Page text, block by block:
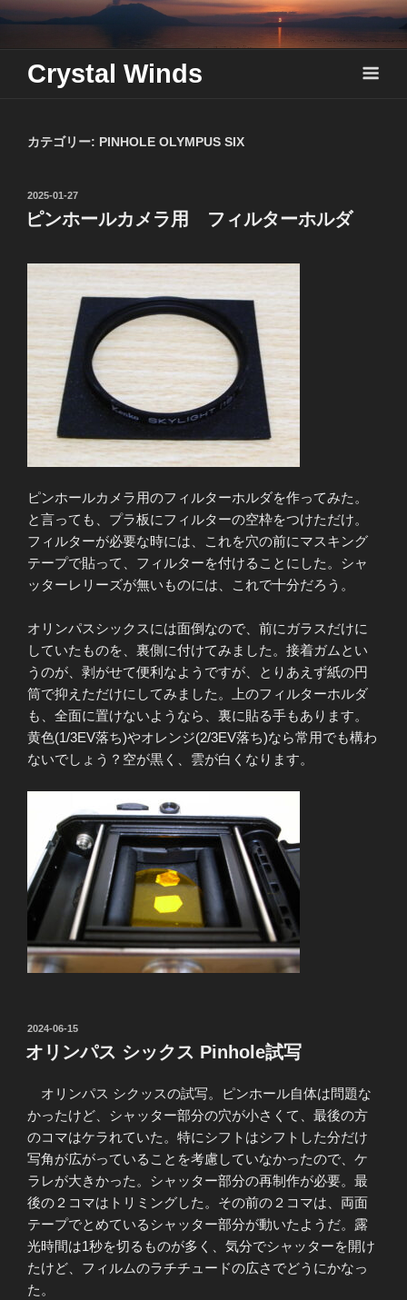
Skip
content
Crystal Winds
カテゴリー: PINHOLE OLYMPUS SIX
投
稿
日:
2025-01-27
ピンホールカメラ用 フィルターホルダ
ピンホールカメラ用のフィルターホルダを作ってみた。
と言っても、プラ板にフィルターの空枠をつけただけ。
フィルターが必要な時には、これを穴の前にマスキング
テープで貼って、フィルターを付けることにした。シャ
ッターレリーズが無いものには、これで十分だろう。
オリンパスシックスには面倒なので、前にガラスだけに
していたものを、裏側に付けてみました。接着ガムとい
うのが、剥がせて便利なようですが、とりあえず紙の円
筒で抑えただけにしてみました。上のフィルターホルダ
も、全面に置けないようなら、裏に貼る手もあります。
黄色(1/3EV落ち)やオレンジ(2/3EV落ち)なら常用でも構わ
ないでしょう？空が黒く、雲が白くなります。
投
稿
日:
2024-06-15
オリンパス シックス Pinhole試写
オリンパス シクッスの試写。ピンホール自体は問題な
かったけど、シャッター部分の穴が小さくて、最後の方
のコマはケラれていた。特にシフトはシフトした分だけ
写角が広がっていることを考慮していなかったので、ケ
ラレが大きかった。シャッター部分の再制作が必要。最
後の２コマはトリミングした。その前の２コマは、両面
テープでとめているシャッター部分が動いたようだ。露
光時間は1秒を切るものが多く、気分でシャッターを開け
たけど、フィルムのラチチュードの広さでどうにかなっ
た。